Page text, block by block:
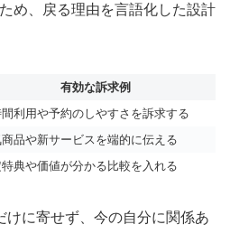
め、戻る理由を言語化した設計
有効な訴求例
利用や予約のしやすさを訴求する
商品や新サービスを端的に伝える
特典や価値が分かる比較を入れる
けに寄せず、今の自分に関係あ